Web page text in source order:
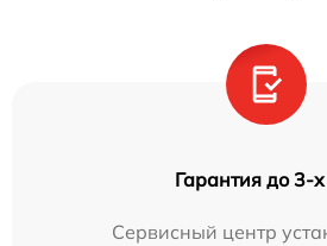
Гарантия до 3-х
Сервисный центр